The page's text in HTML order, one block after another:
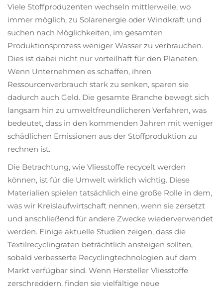
Viele Stoffproduzenten wechseln mittlerweile, wo
immer möglich, zu Solarenergie oder Windkraft und
suchen nach Möglichkeiten, im gesamten
Produktionsprozess weniger Wasser zu verbrauchen.
Dies ist dabei nicht nur vorteilhaft für den Planeten.
Wenn Unternehmen es schaffen, ihren
Ressourcenverbrauch stark zu senken, sparen sie
dadurch auch Geld. Die gesamte Branche bewegt sich
langsam hin zu umweltfreundlicheren Verfahren, was
bedeutet, dass in den kommenden Jahren mit weniger
schädlichen Emissionen aus der Stoffproduktion zu
rechnen ist.
Die Betrachtung, wie Vliesstoffe recycelt werden
können, ist für die Umwelt wirklich wichtig. Diese
Materialien spielen tatsächlich eine große Rolle in dem,
was wir Kreislaufwirtschaft nennen, wenn sie zersetzt
und anschließend für andere Zwecke wiederverwendet
werden. Einige aktuelle Studien zeigen, dass die
Textilrecyclingraten beträchtlich ansteigen sollten,
sobald verbesserte Recyclingtechnologien auf dem
Markt verfügbar sind. Wenn Hersteller Vliesstoffe
zerschreddern, finden sie vielfältige neue